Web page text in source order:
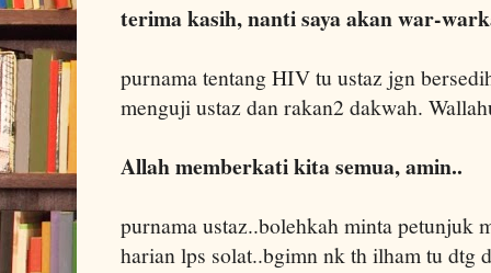
terima kasih, nanti saya akan war-
purnama tentang HIV tu ustaz jgn
menguji ustaz dan rakan2 dakwah.
Allah memberkati kita semua, amin..
purnama ustaz..bolehkah minta petunjuk
harian lps solat..bgimn nk th ilham tu dtg